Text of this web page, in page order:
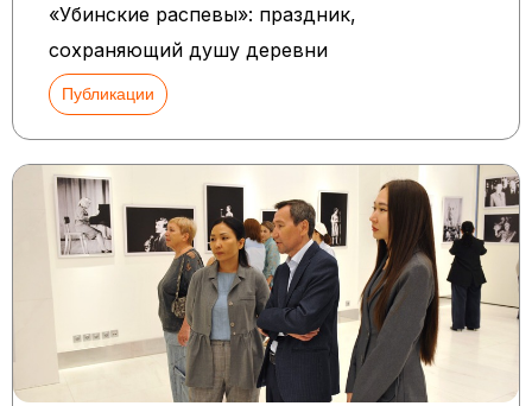
«Убинские распевы»: праздник,
сохраняющий душу деревни
Публикации